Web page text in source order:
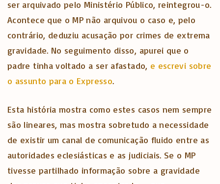
ser arquivado pelo Ministério Público, reintegrou-o.
Acontece que o MP não arquivou o caso e, pelo
contrário, deduziu acusação por crimes de extrema
gravidade. No seguimento disso, apurei que o
padre tinha voltado a ser afastado, e escrevi sobre
o assunto para o Expresso.
Esta história mostra como estes casos nem sempre
são lineares, mas mostra sobretudo a necessidade
de existir um canal de comunicação fluido entre as
autoridades eclesiásticas e as judiciais. Se o MP
tivesse partilhado informação sobre a gravidade